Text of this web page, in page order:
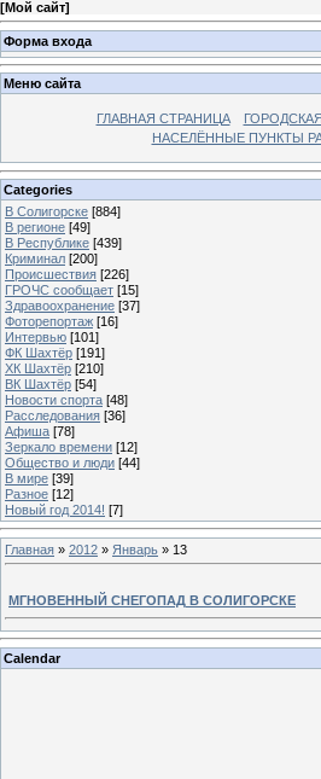
[Мой сайт]
Форма входа
Меню сайта
ГЛАВНАЯ СТРАНИЦА
НАСЕЛЁННЫЕ ПУНКТЫ
Categories
В Солигорске [884]
В регионе [49]
В Республике [439]
Криминал [200]
Происшествия [226]
ГРОЧС сообщает [15]
Здравоохранение [37]
Фоторепортаж [16]
Интервью [101]
ФК Шахтёр [191]
ХК Шахтёр [210]
ВК Шахтёр [54]
Новости спорта [48]
Расследования [36]
Афиша [78]
Зеркало времени [12]
Общество и люди [44]
В мире [39]
Разное [12]
Новый год 2014! [7]
Главная » 2012 » Январь » 13
МГНОВЕННЫЙ СНЕГОПАД В СОЛИГОРСКЕ
Calendar